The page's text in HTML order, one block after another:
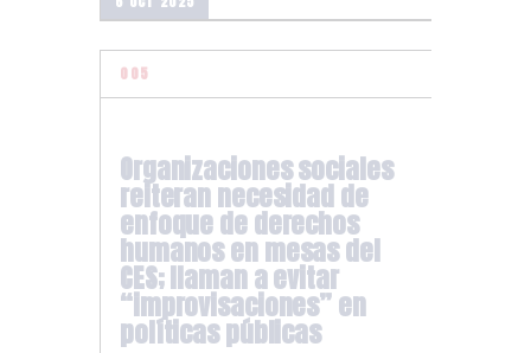
Organizaciones sociales
reiteran necesidad de
enfoque de derechos
humanos en mesas del
CES; llaman a evitar
“improvisaciones” en
políticas públicas